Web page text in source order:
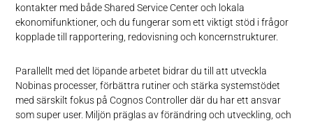
kontakter med både Shared Service Center och lokala
ekonomifunktioner, och du fungerar som ett viktigt stöd i frågor
kopplade till rapportering, redovisning och koncernstrukturer.
Parallellt med det löpande arbetet bidrar du till att utveckla
Nobinas processer, förbättra rutiner och stärka systemstödet
med särskilt fokus på Cognos Controller där du har ett ansvar
som super user. Miljön präglas av förändring och utveckling, och